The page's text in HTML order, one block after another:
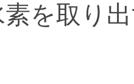
を取り